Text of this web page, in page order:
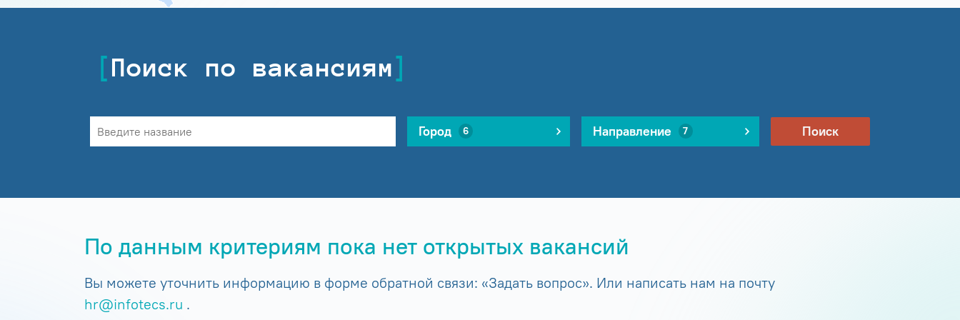
Поиск по вакансиям
Город 6 Направление 7 Поиск
По данным критериям пока нет открытых вакансий
Вы можете уточнить информацию в форме обратной связи: «Задать вопрос». Или написать нам на почту
hr@infotecs.ru .